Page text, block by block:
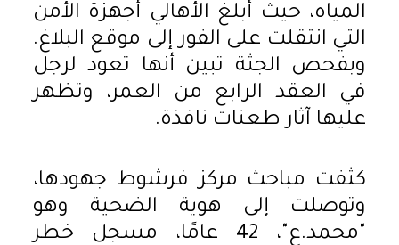
المياه، حيث أبلغ الأهالي أجهزة الأمن
التي انتقلت على الفور إلى موقع البلاغ.
وبفحص الجثة تبين أنها تعود لرجل
في العقد الرابع من العمر، وتظهر
عليها آثار طعنات نافذة.
كثفت مباحث مركز فرشوط جهودها،
وتوصلت إلى هوية الضحية وهو
"محمد.ع"، 42 عامًا، مسجل خطر